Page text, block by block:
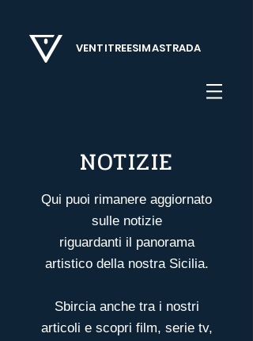
VENTITREESIMASTRADA
NOTIZIE
Qui puoi rimanere aggiornato
sulle notizie
riguardanti il panorama
artistico della nostra Sicilia.
Sbircia anche tra i nostri
articoli e scopri film, serie tv,